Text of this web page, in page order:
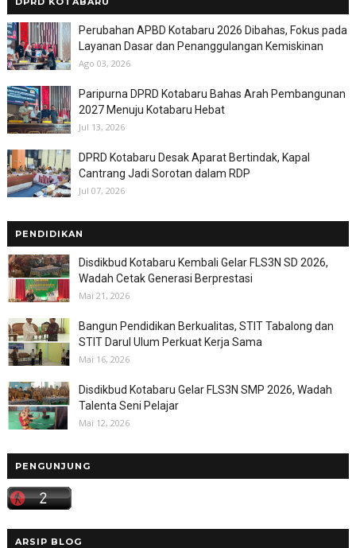
Perubahan APBD Kotabaru 2026 Dibahas, Fokus pada
Layanan Dasar dan Penanggulangan Kemiskinan
Ago 03, 2026
Paripurna DPRD Kotabaru Bahas Arah Pembangunan
2027 Menuju Kotabaru Hebat
Jul 13, 2026
DPRD Kotabaru Desak Aparat Bertindak, Kapal
Cantrang Jadi Sorotan dalam RDP
Jul 07, 2026
PENDIDIKAN
Disdikbud Kotabaru Kembali Gelar FLS3N SD 2026,
Wadah Cetak Generasi Berprestasi
Mai 21, 2026
Bangun Pendidikan Berkualitas, STIT Tabalong dan
STIT Darul Ulum Perkuat Kerja Sama
Mai 16, 2026
Disdikbud Kotabaru Gelar FLS3N SMP 2026, Wadah
Talenta Seni Pelajar
Mai 12, 2026
PENGUNJUNG
ARSIP BLOG